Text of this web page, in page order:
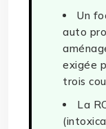
Un
auto
exigée
trois
La